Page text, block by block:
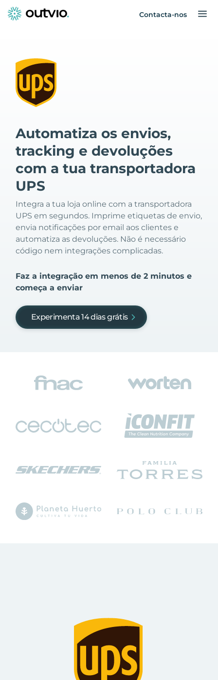
Contacta-nos
Automatiza os envios,
tracking e devoluções
com a tua transportadora
UPS
Integra a tua loja online com a transportadora
UPS em segundos. Imprime etiquetas de envio,
envia notificações por email aos clientes e
automatiza as devoluções. Não é necessário
código nem integrações complicadas.
Faz a integração em menos de 2 minutos e
começa a enviar
Experimenta 14 dias grátis